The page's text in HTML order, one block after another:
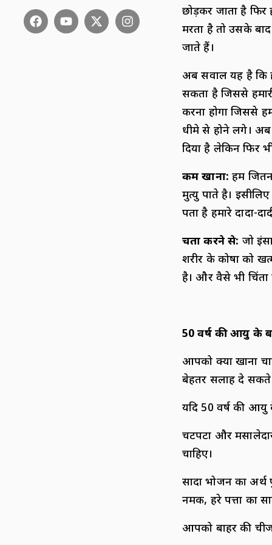
छोड़कर जाता है फिर
मरता है तो उसके
जाते हैं।
अब सवाल यह है कि
सकता है जिससे
करना होगा जिससे
धीमे से होने लगे।
दिया है लेकिन फिर
कम खाना: हम
मुत्यु पाते है।
पता है हमारे दादा-
चिंता करने से: जो
शरीर के कोषों को
है। और वैसे भी चिंता
50 वर्ष की आयु के
आपको क्या खाना
बेहतर सलाह दे सकते
यदि 50 वर्ष की आयु
चटपटा और
चाहिए।
सादा भोजन का
नमक, हरे पत्तों का
आपको बाहर की